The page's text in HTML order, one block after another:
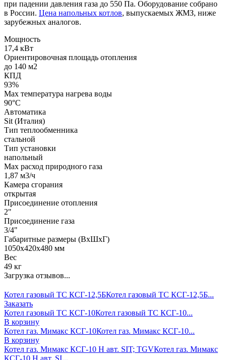
при падении давления газа до 550 Па. Оборудование собрано
в России. Цена напольных котлов, выпускаемых ЖМЗ, ниже
зарубежных аналогов.
Мощность
17,4 кВт
Ориентировочная площадь отопления
до 140 м2
КПД
93%
Max температура нагрева воды
90°С
Автоматика
Sit (Италия)
Тип теплообменника
стальной
Тип установки
напольный
Max расход природного газа
1,87 м3/ч
Камера сгорания
открытая
Присоединение отопления
2"
Присоединение газа
3/4"
Габаритные размеры (ВхШхГ)
1050x420x480 мм
Вес
49 кг
Загрузка отзывов...
Котел газовый ТС КСГ-12,5БКотел газовый ТС КСГ-12,5Б...
Заказать
Котел газовый ТС КСГ-10Котел газовый ТС КСГ-10...
В корзину
Котел газ. Мимакс КСГ-10Котел газ. Мимакс КСГ-10...
В корзину
Котел газ. Мимакс КСГ-10 Н авт. SIT; TGVКотел газ. Мимакс
КСГ-10 Н авт. SI...